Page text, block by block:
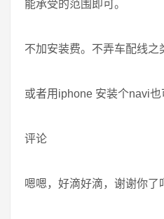
能承受的范围即可。
不加安装费。不弄车配线之
或者用iphone 安装个navi也
评论
嗯嗯，好滴好滴，谢谢你了